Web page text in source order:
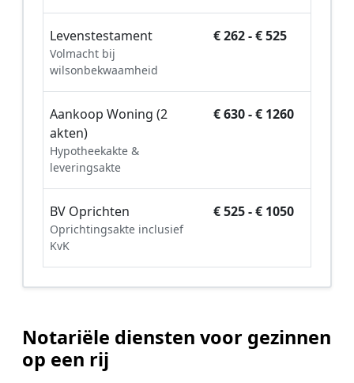
Levenstestament
Volmacht bij
wilsonbekwaamheid
€ 262 - € 525
Aankoop Woning (2
akten)
Hypotheekakte &
leveringsakte
€ 630 - € 1260
BV Oprichten
Oprichtingsakte inclusief
KvK
€ 525 - € 1050
Notariële diensten voor gezinnen
op een rij